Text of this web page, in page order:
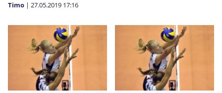
Timo | 27.05.2019 17:16